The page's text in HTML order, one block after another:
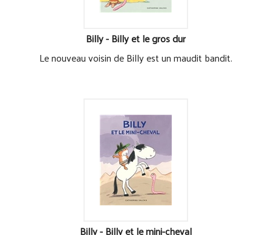
Billy - Billy et le gros dur
Le nouveau voisin de Billy est un maudit bandit.
Billy - Billy et le mini-cheval